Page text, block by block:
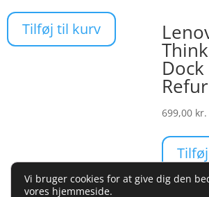
Tilføj til kurv
Dock
699,00 kr.
Vi bruger cookies for at give dig den
vores hjemmeside.